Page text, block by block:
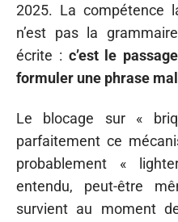
2025. La compétence
n’est pas la
écrite : c’est le
formuler une phrase
Le blocage sur «
parfaitement ce
probablement «
entendu, peut-être
survient au moment